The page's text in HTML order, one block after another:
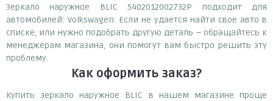
Зеркало наружное BLIC 5402012002732P подходит для
автомобилей: Volkswagen. Если не удается найти свое авто в
списке, или нужно подобрать другую деталь – обращайтесь к
менеджерам магазина, они помогут вам быстро решить эту
проблему.
Как оформить заказ?
Купить зеркало наружное BLIC в нашем магазине проще